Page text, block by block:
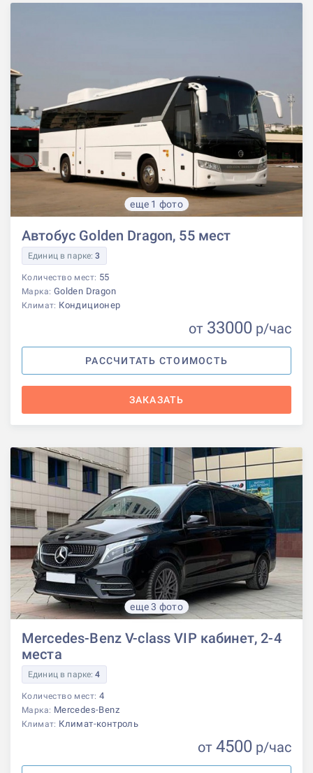
еще 1 фото
Автобус Golden Dragon, 55 мест
Единиц в парке:3
Количество мест: 55
Марка: Golden Dragon
Климат: Кондиционер
от 33000 р/час
РАССЧИТАТЬ СТОИМОСТЬ
ЗАКАЗАТЬ
еще 3 фото
Mercedes-Benz V-class VIP кабинет, 2-4
места
Единиц в парке:4
Количество мест: 4
Марка: Mercedes-Benz
Климат: Климат-контроль
от 4500 р/час